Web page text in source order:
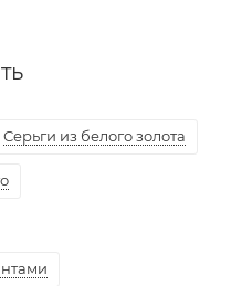
Серьги из белого золота